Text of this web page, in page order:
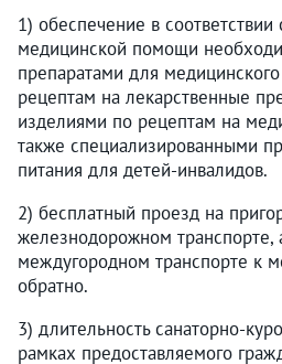
1) обеспечение в соответствии
медицинской помощи
препаратами для
рецептам на лекарственные
изделиями по рецептам на
также специализированными
питания для детей-инвалидов.
2) бесплатный проезд на
железнодорожном транспорте,
междугородном транспорте к
обратно.
3) длительность санаторно-
рамках предоставляемого